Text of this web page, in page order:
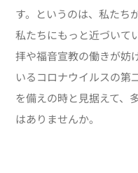
す。というのは、私たち
私たちにもっと近づいて
拝や福音宣教の働きが妨
いるコロナウイルスの第
を備えの時と見据えて、
はありませんか。